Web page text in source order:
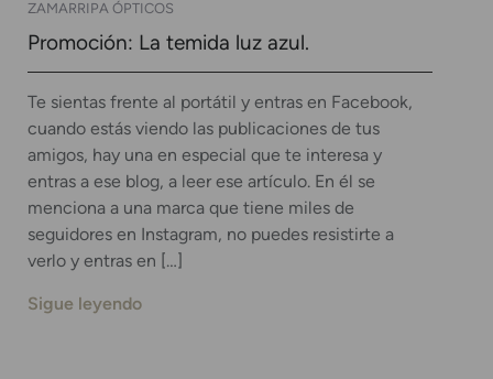
ZAMARRIPA ÓPTICOS
Promoción: La temida luz azul.
Te sientas frente al portátil y entras en Facebook,
cuando estás viendo las publicaciones de tus
amigos, hay una en especial que te interesa y
entras a ese blog, a leer ese artículo. En él se
menciona a una marca que tiene miles de
seguidores en Instagram, no puedes resistirte a
verlo y entras en […]
Sigue leyendo